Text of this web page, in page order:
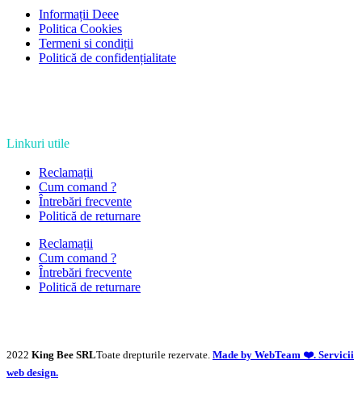
Informații Deee
Politica Cookies
Termeni si condiții
Politică de confidențialitate
Linkuri utile
Reclamații
Cum comand ?
Întrebări frecvente
Politică de returnare
Reclamații
Cum comand ?
Întrebări frecvente
Politică de returnare
2022 King Bee SRLToate drepturile rezervate. Made by WebTeam ❤️. Servicii
web design.